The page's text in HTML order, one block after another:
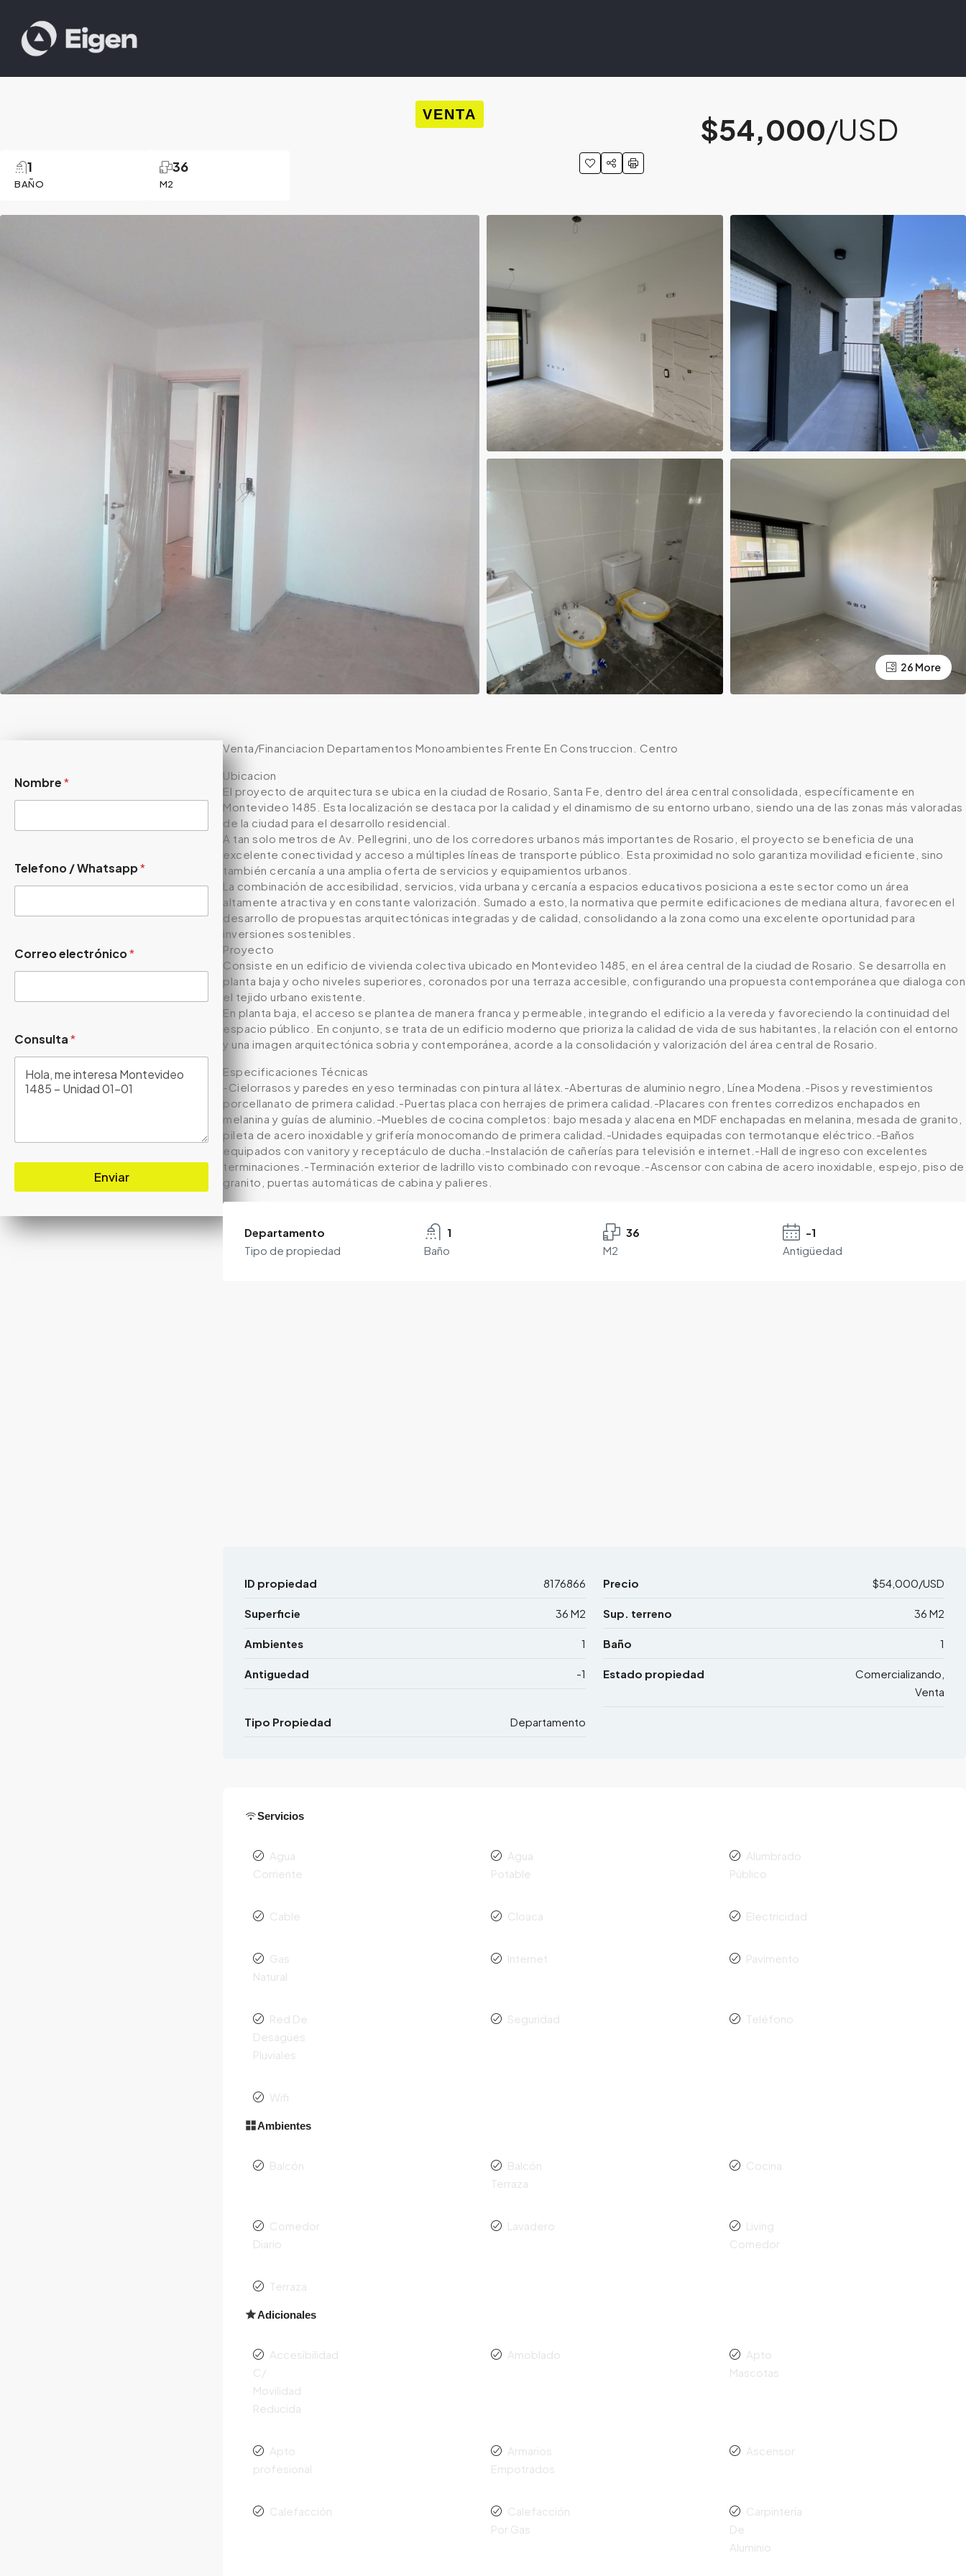
VENTA
BAÑO
1
M2
36
$54,000/USD
26 More
Nombre*
Telefono / Whatsapp*
Correo electrónico*
Consulta*
Enviar
Venta/Financiacion Departamentos Monoambientes Frente En Construccion. Centro
Ubicacion
El proyecto de arquitectura se ubica en la ciudad de Rosario, Santa Fe, dentro del área central consolidada, específicamente en
Montevideo 1485. Esta localización se destaca por la calidad y el dinamismo de su entorno urbano, siendo una de las zonas más valoradas
de la ciudad para el desarrollo residencial.
A tan solo metros de Av. Pellegrini, uno de los corredores urbanos más importantes de Rosario, el proyecto se beneficia de una
excelente conectividad y acceso a múltiples líneas de transporte público. Esta proximidad no solo garantiza movilidad eficiente, sino
también cercanía a una amplia oferta de servicios y equipamientos urbanos.
La combinación de accesibilidad, servicios, vida urbana y cercanía a espacios educativos posiciona a este sector como un área
altamente atractiva y en constante valorización. Sumado a esto, la normativa que permite edificaciones de mediana altura, favorecen el
desarrollo de propuestas arquitectónicas integradas y de calidad, consolidando a la zona como una excelente oportunidad para
inversiones sostenibles.
Proyecto
Consiste en un edificio de vivienda colectiva ubicado en Montevideo 1485, en el área central de la ciudad de Rosario. Se desarrolla en
planta baja y ocho niveles superiores, coronados por una terraza accesible, configurando una propuesta contemporánea que dialoga con
el tejido urbano existente.
En planta baja, el acceso se plantea de manera franca y permeable, integrando el edificio a la vereda y favoreciendo la continuidad del
espacio público. En conjunto, se trata de un edificio moderno que prioriza la calidad de vida de sus habitantes, la relación con el entorno
y una imagen arquitectónica sobria y contemporánea, acorde a la consolidación y valorización del área central de Rosario.
Especificaciones Técnicas
-Cielorrasos y paredes en yeso terminadas con pintura al látex.-Aberturas de aluminio negro, Línea Modena.-Pisos y revestimientos
porcellanato de primera calidad.-Puertas placa con herrajes de primera calidad.-Placares con frentes corredizos enchapados en
melanina y guías de aluminio.-Muebles de cocina completos: bajo mesada y alacena en MDF enchapadas en melanina, mesada de granito,
pileta de acero inoxidable y grifería monocomando de primera calidad.-Unidades equipadas con termotanque eléctrico.-Baños
equipados con vanitory y receptáculo de ducha.-Instalación de cañerías para televisión e internet.-Hall de ingreso con excelentes
terminaciones.-Terminación exterior de ladrillo visto combinado con revoque.-Ascensor con cabina de acero inoxidable, espejo, piso de
granito, puertas automáticas de cabina y palieres.
Departamento
Tipo de propiedad
1
Baño
36
M2
-1
Antigüedad
ID propiedad 8176866 Precio $54,000/USD
Superficie 36 M2 Sup. terreno 36 M2
Ambientes 1 Baño 1
Antiguedad -1 Estado propiedad
Comercializando,
Venta
Tipo Propiedad Departamento
Servicios
Agua
Corriente
Agua
Potable
Alumbrado
Público
Cable Cloaca Electricidad
Gas
Natural
Internet Pavimento
Red De
Desagües
Pluviales
Seguridad Teléfono
Wifi
Ambientes
Balcón
Balcón
Terraza
Cocina
Comedor
Diario
Lavadero
Living
Comedor
Terraza
Adicionales
Accesibilidad
C/
Movilidad
Reducida
Amoblado
Apto
Mascotas
Apto
profesional
Armarios
Empotrados
Ascensor
Calefacción
Calefacción
Por Gas
Carpintería
De
Aluminio